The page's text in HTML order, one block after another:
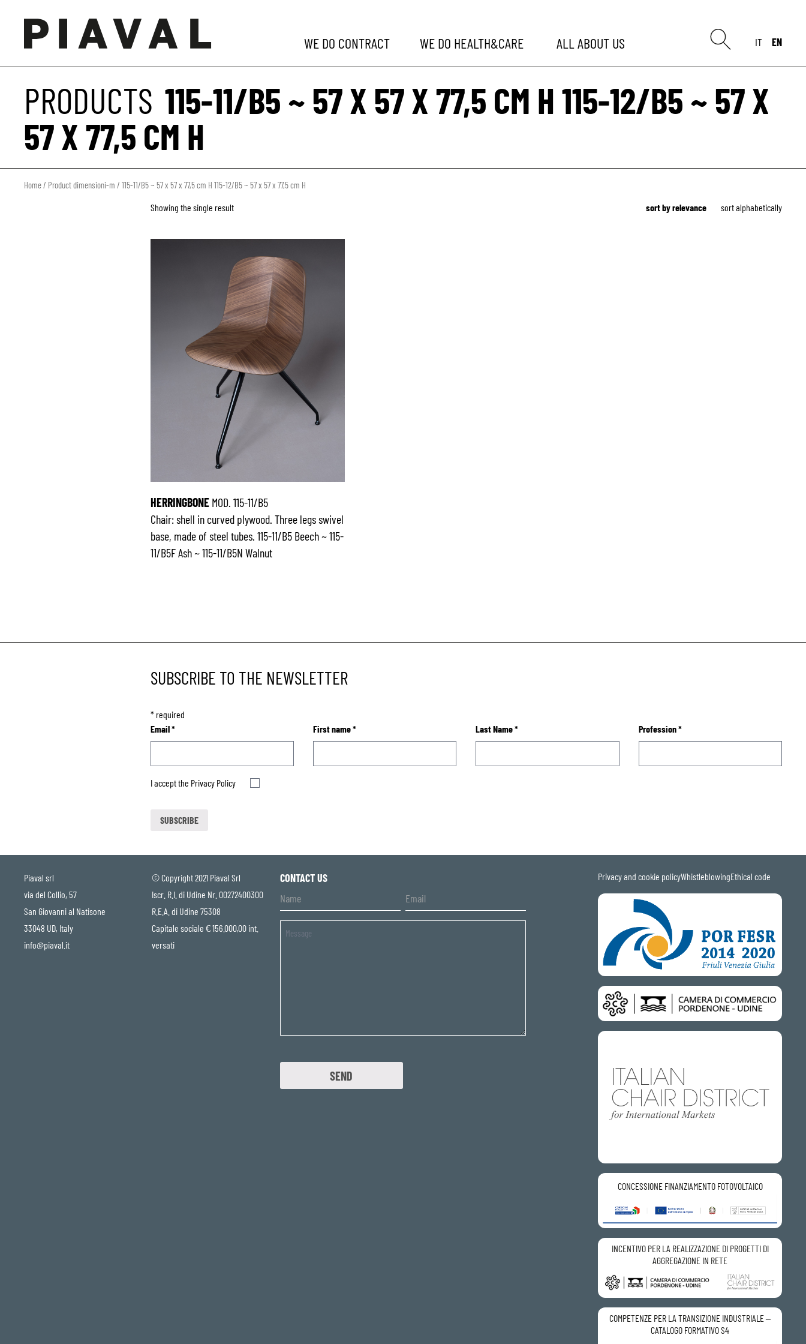
WE DO CONTRACT WE DO HEALTH&CARE ALLABOUT US IT EN
PRODUCTS 115-11/B5 ~ 57 X 57 X 77,5 CM H 115-12/B5 ~ 57 X
57 X 77,5 CM H
Home/ Product dimensioni-m / 115-11/B5 ~ 57 x 57 x 77,5 cm H 115-12/B5 ~ 57 x 57 x 77,5 cm H
Showing the single result sort alphabetically
sort by relevance
HERRINGBONEMOD. 115-11/B5
Chair: shell in curved plywood. Three legs swivel
base, made of steel tubes. 115-11/B5 Beech ~ 115-
11/B5F Ash ~ 115-11/B5N Walnut
SUBSCRIBE TO THE NEWSLETTER
*required
Email* First name* Last Name* Profession*
I accept the Privacy Policy
Piaval srl
via del Collio, 57
San Giovanni al Natisone
33048 UD, Italy
info@piaval.it
© Copyright 2021 Piaval Srl
Iscr. R.I. di Udine Nr. 00272400300
R.E.A. di Udine 75308
Capitale sociale € 156.000,00 int.
versati
CONTACT US Privacy and cookie policyWhistleblowingEthical code
CONCESSIONE FINANZIAMENTO FOTOVOLTAICO
INCENTIVO PER LA REALIZZAZIONE DI PROGETTI DI
AGGREGAZIONE IN RETE
COMPETENZE PER LA TRANSIZIONE INDUSTRIALE –
CATALOGO FORMATIVO S4